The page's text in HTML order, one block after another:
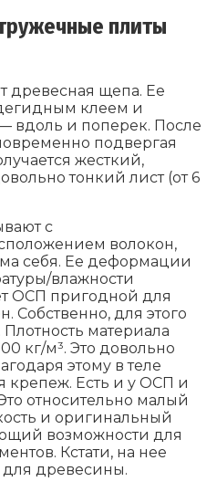
плиты
древесная щепа. Ее
клеем и
вдоль и поперек. После
подвергая
жесткий,
тонкий лист (от 6
с
волокон,
себя. Ее деформации
влажности
ОСП пригодной для
Собственно, для этого
материала
кг/м³. Это довольно
этому в теле
крепеж. Есть и у ОСП и
относительно малый
и оригинальный
возможности для
Кстати, на нее
для древесины.